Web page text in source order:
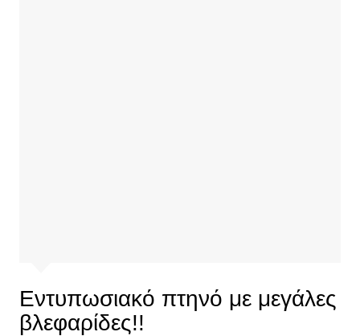
Εντυπωσιακό πτηνό με μεγάλες
βλεφαρίδες!!